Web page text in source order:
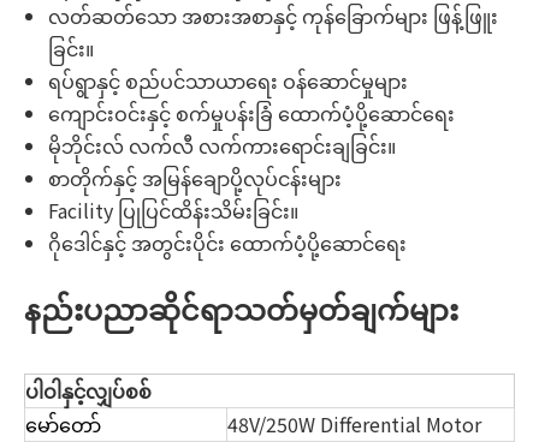
လတ်ဆတ်သော အစားအစာနှင့် ကုန်ခြောက်များ ဖြန့်ဖြူး
ခြင်း။
ရပ်ရွာနှင့် စည်ပင်သာယာရေး ဝန်ဆောင်မှုများ
ကျောင်းဝင်းနှင့် စက်မှုပန်းခြံ ထောက်ပံ့ပို့ဆောင်ရေး
မိုဘိုင်းလ် လက်လီ လက်ကားရောင်းချခြင်း။
စာတိုက်နှင့် အမြန်ချောပို့လုပ်ငန်းများ
Facility ပြုပြင်ထိန်းသိမ်းခြင်း။
ဂိုဒေါင်နှင့် အတွင်းပိုင်း ထောက်ပံ့ပို့ဆောင်ရေး
နည်းပညာဆိုင်ရာသတ်မှတ်ချက်များ
ပါဝါနှင့်လျှပ်စစ်
မော်တော်
48V/250W Differential Motor